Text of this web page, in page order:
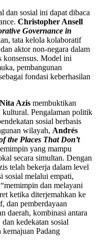
dan sosial ini dapat dibaca
Christopher Ansell
Governance in
tata kelola kolaboratif
aktor non-negara dalam
konsensus. Model ini
pembangunan
fondasi keberhasilan
Nita Azis membuktikan
kultural. Pengalaman politik
sosial berbasis
wilayah, Andrés
the Places That Don’t
yang mampu
secara simultan. Dengan
telah bekerja dalam level
sosial melalui empati,
dan melayani
ketika diterjemahkan ke
dan pemberdayaan
daerah, kombinasi antara
kedekatan sosial
Padang